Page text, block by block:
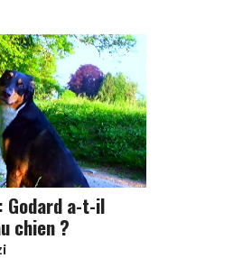
Godard a-t-il
chien ?